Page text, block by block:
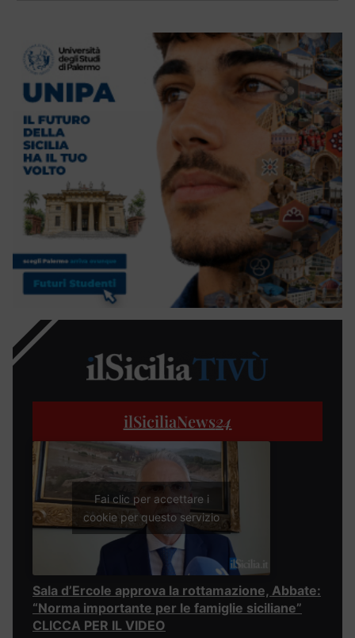
ilSiciliaNews24
Fai clic per accettare i
cookie per questo servizio
Sala d’Ercole approva la rottamazione, Abbate:
“Norma importante per le famiglie siciliane”
CLICCA PER IL VIDEO